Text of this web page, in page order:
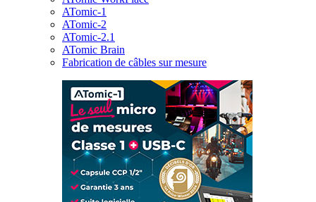
ATomic-1
ATomic-2
ATomic-2.1
ATomic Brain
Fabrication de câbles sur mesure